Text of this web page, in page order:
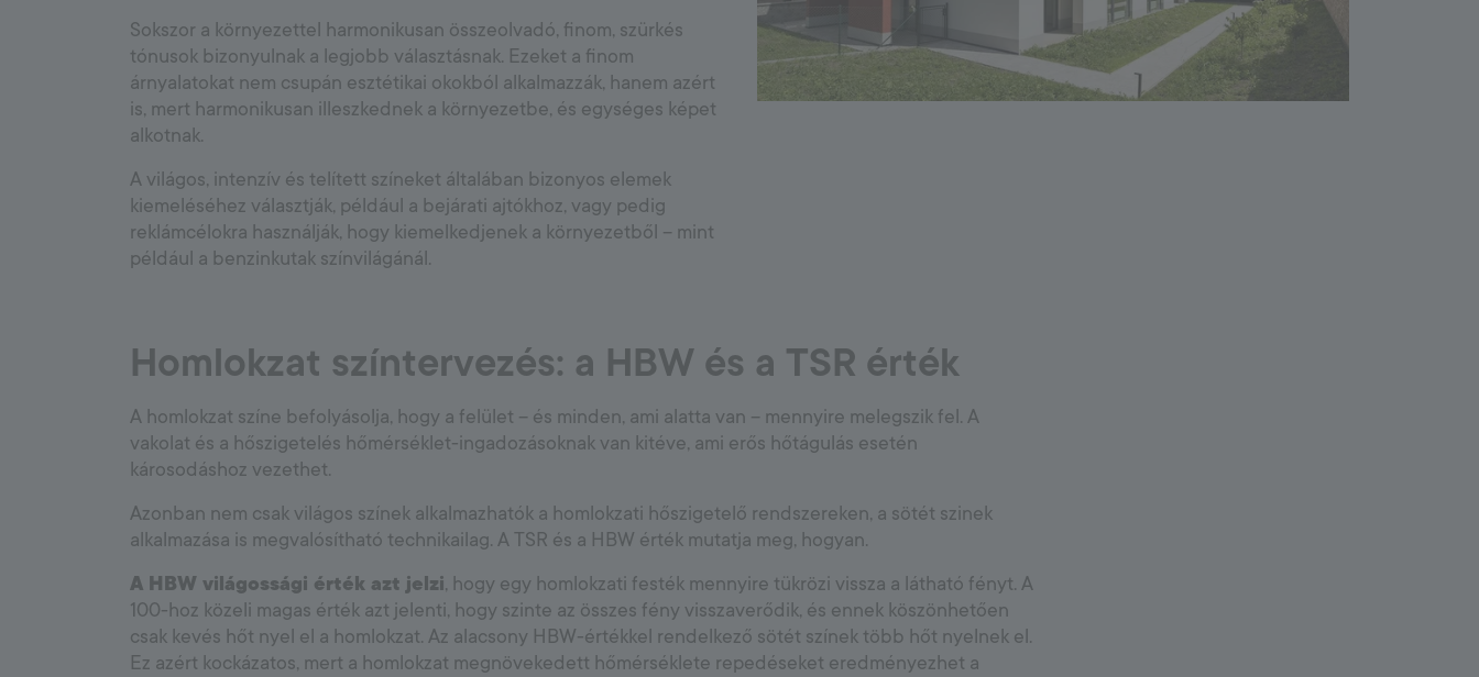
Sokszor a környezettel harmonikusan összeolvadó, finom, szürkés
tónusok bizonyulnak a legjobb választásnak. Ezeket a finom
árnyalatokat nem csupán esztétikai okokból alkalmazzák, hanem azért
is, mert harmonikusan illeszkednek a környezetbe, és egységes képet
alkotnak.
A világos, intenzív és telített színeket általában bizonyos elemek
kiemeléséhez választják, például a bejárati ajtókhoz, vagy pedig
reklámcélokra használják, hogy kiemelkedjenek a környezetből – mint
például a benzinkutak színvilágánál.
Homlokzat színtervezés: a HBW és a TSR érték
A homlokzat színe befolyásolja, hogy a felület – és minden, ami alatta van – mennyire melegszik fel. A
vakolat és a hőszigetelés hőmérséklet-ingadozásoknak van kitéve, ami erős hőtágulás esetén
károsodáshoz vezethet.
Azonban nem csak világos színek alkalmazhatók a homlokzati hőszigetelő rendszereken, a sötét szinek
alkalmazása is megvalósítható technikailag. A TSR és a HBW érték mutatja meg, hogyan.
A HBW világossági érték azt jelzi, hogy egy homlokzati festék mennyire tükrözi vissza a látható fényt. A
100-hoz közeli magas érték azt jelenti, hogy szinte az összes fény visszaverődik, és ennek köszönhetően
csak kevés hőt nyel el a homlokzat. Az alacsony HBW-értékkel rendelkező sötét színek több hőt nyelnek el.
Ez azért kockázatos, mert a homlokzat megnövekedett hőmérséklete repedéseket eredményezhet a